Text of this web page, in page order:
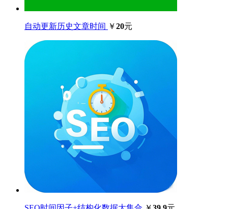
自动更新历史文章时间 ￥20元